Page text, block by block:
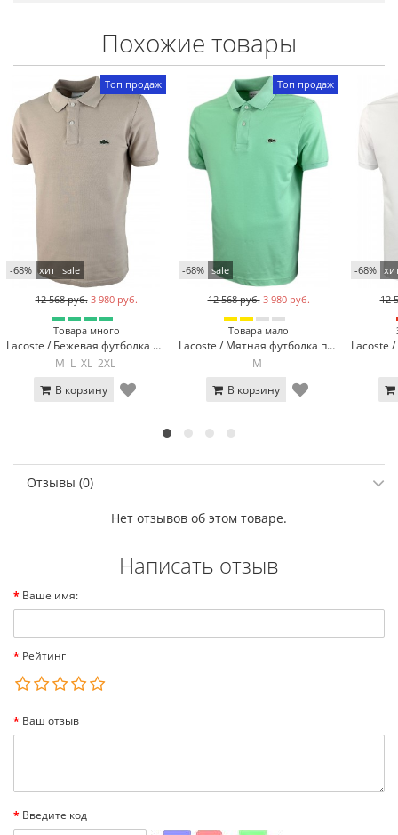
Похожие товары
Топ продаж
-68% хит sale
12 568 руб. 3 980 руб.
Товара много
Lacoste / Бежевая футболка поло Lacoste LC2-13
M L XL 2XL
В корзину
Топ продаж
-68% sale
12 568 руб. 3 980 руб.
Товара мало
Lacoste / Мятная футболка поло Lacoste LC2-19
M
В корзину
-68%
12
Отзывы (0)
Нет отзывов об этом товаре.
Написать отзыв
Ваше имя:
Рейтинг
Ваш отзыв
Введите код